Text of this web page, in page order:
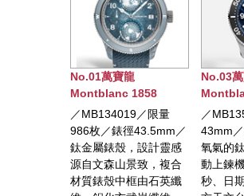
Montblanc 1858
Geosphere世界時區腕
錶 0 OXYGEN限量版
／MB134019／限量
986枚／錶徑43.5mm／
鈦金屬錶殼，設計靈感
源自文森山景致，複合
材質錶殼中框由石英纖
No.03萬寶龍
Montblanc Iced Sea 0
OXYGEN DEEP 4810
腕錶
／MB135634／錶徑
43mm／採用完全隔絕
氧氣的鈦金屬錶殼／自
動上鍊機芯／時、分、
秒、日期顯示／瑞士官